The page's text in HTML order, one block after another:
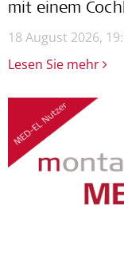
mit einem
18 August 2026,
Lesen Sie mehr